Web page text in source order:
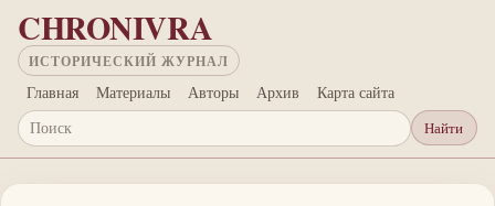
Перейти к основному содержанию
CHRONIVRA
ИСТОРИЧЕСКИЙ ЖУРНАЛ
Главная Материалы Авторы Архив Карта сайта
Поиск
Найти